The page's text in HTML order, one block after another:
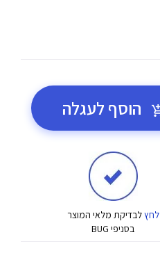
הוסף לעגלה
לחץלבדיקת מלאי המוצר
בסניפי BUG